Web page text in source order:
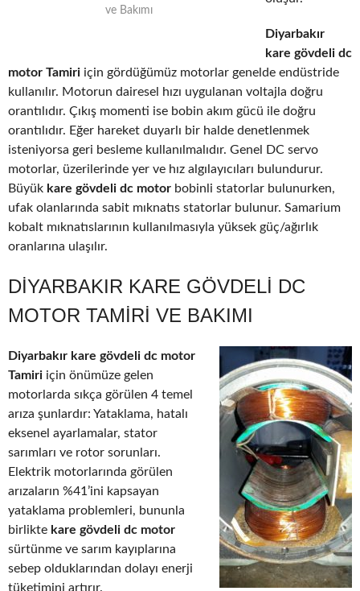
ve Bakımı
Diyarbakır
kare gövdeli dc
motor Tamiri için gördüğümüz motorlar genelde endüstride
kullanılır. Motorun dairesel hızı uygulanan voltajla doğru
orantılıdır. Çıkış momenti ise bobin akım gücü ile doğru
orantılıdır. Eğer hareket duyarlı bir halde denetlenmek
isteniyorsa geri besleme kullanılmalıdır. Genel DC servo
motorlar, üzerilerinde yer ve hız algılayıcıları bulundurur.
Büyük kare gövdeli dc motor bobinli statorlar bulunurken,
ufak olanlarında sabit mıknatıs statorlar bulunur. Samarium
kobalt mıknatıslarının kullanılmasıyla yüksek güç/ağırlık
oranlarına ulaşılır.
DIYARBAKIR KARE GÖVDELI DC
MOTOR TAMIRI VE BAKIMI
Diyarbakır kare gövdeli dc motor
Tamiri için önümüze gelen
motorlarda sıkça görülen 4 temel
arıza şunlardır: Yataklama, hatalı
eksenel ayarlamalar, stator
sarımları ve rotor sorunları.
Elektrik motorlarında görülen
arızaların %41’ini kapsayan
yataklama problemleri, bununla
birlikte kare gövdeli dc motor
sürtünme ve sarım kayıplarına
sebep olduklarından dolayı enerji
tüketimini artırır.